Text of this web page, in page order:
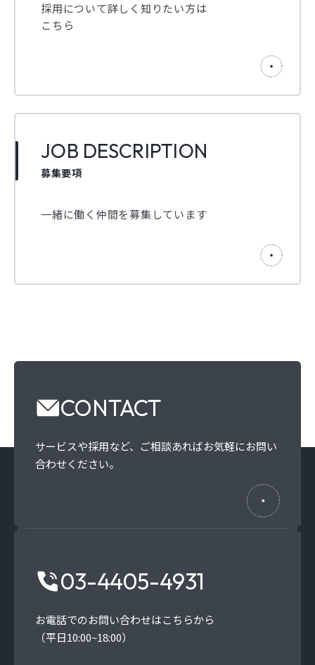
採用について詳しく知りたい方は
こちら
JOB DESCRIPTION
募集要項
一緒に働く仲間を募集しています
CONTACT
サービスや採用など、 ご相談あればお気軽にお問い
合わせください。
03-4405-4931
お電話でのお問い合わせはこちらから
（平日10:00~18:00）